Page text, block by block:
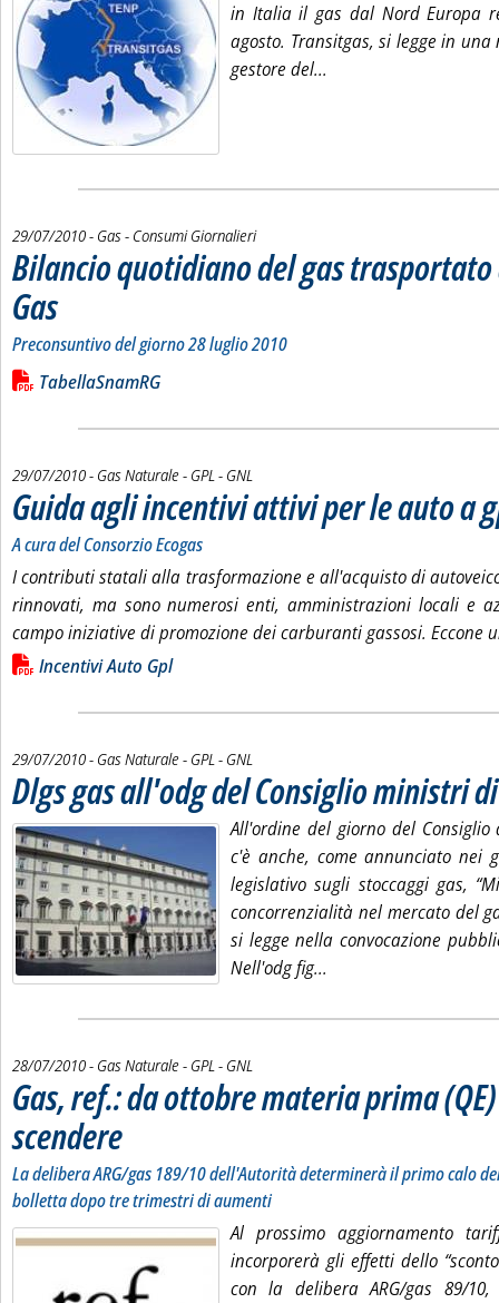
in Italia il gas dal Nord Europa
agosto. Transitgas, si legge in una
gestore del...
29/07/2010- Gas - Consumi Giornalieri
Bilancio quotidiano del gas trasportato
Gas. Sottotitolo: Preconsuntivo del giorno 28 luglio 2010
. Pubblicata giovedì 29 luglio 2010 alle 14.50.
Preconsuntivo del giorno 28 luglio 2010
Leggi tutta la notizia: 'Bilancio quotidiano del gas trasportato
Lista allegati PDF alla notizia
TabellaSnamRG
29/07/2010- Gas Naturale - GPL - GNL
Guida agli incentivi attivi per le auto a
A cura del Consorzio Ecogas
I contributi statali alla trasformazione e all'acquisto di
rinnovati, ma sono numerosi enti, amministrazioni locali e
campo iniziative di promozione dei carburanti gassosi. Eccone
Lista allegati PDF alla notizia
Incentivi Auto Gpl
29/07/2010- Gas Naturale - GPL - GNL
Dlgs gas all'odg del Consiglio ministri
All'ordine del giorno del
c'è anche, come annunciato nei
legislativo sugli stoccaggi gas,
concorrenzialità nel mercato del
si legge nella convocazione
Nell'odg fig...
28/07/2010- Gas Naturale - GPL - GNL
Gas, ref.: da ottobre materia prima
scendere . Sottotitolo: La delibera ARG/gas 189/10 dell'Autorità determinerà il primo
La delibera ARG/gas 189/10 dell'Autorità determinerà il primo calo
bolletta dopo tre trimestri di aumenti
Al prossimo aggiornamento
incorporerà gli effetti dello
con la delibera ARG/gas 89/